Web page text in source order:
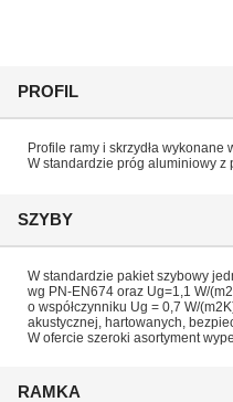
RAMKA
SZYBY
PROFIL
W standardzie pakiet szybowy
wg PN-EN674 oraz Ug=1,1 W/
o współczynniku Ug = 0,7 W/
akustycznej, hartowanych,
W ofercie szeroki asortyment
Profile ramy i skrzydła wykonane
W standardzie próg aluminiowy z